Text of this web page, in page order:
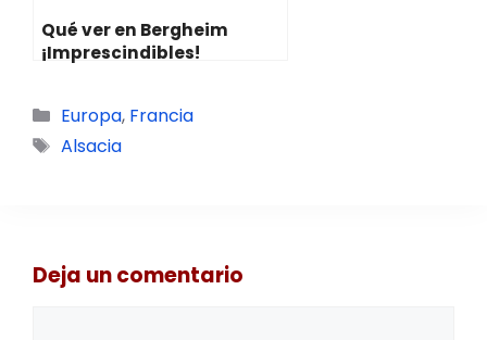
Qué ver en Bergheim
¡Imprescindibles!
Categorías
Europa, Francia
Etiquetas
Alsacia
Deja un comentario